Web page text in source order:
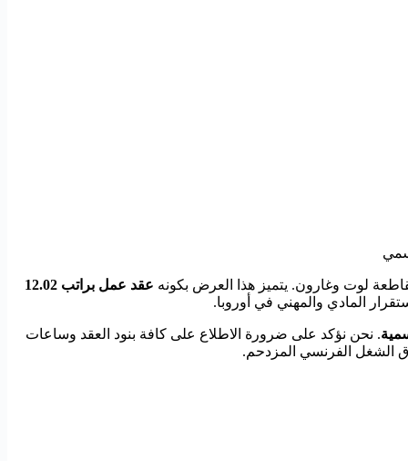
لوت وغارون. يتميز هذا العرض بكونه
عقد عمل براتب 12.02
المادي والمهني في أوروبا.
. نحن نؤكد على ضرورة الاطلاع على كافة بنود العقد وساعات
الشغل الفرنسي المزدحم.